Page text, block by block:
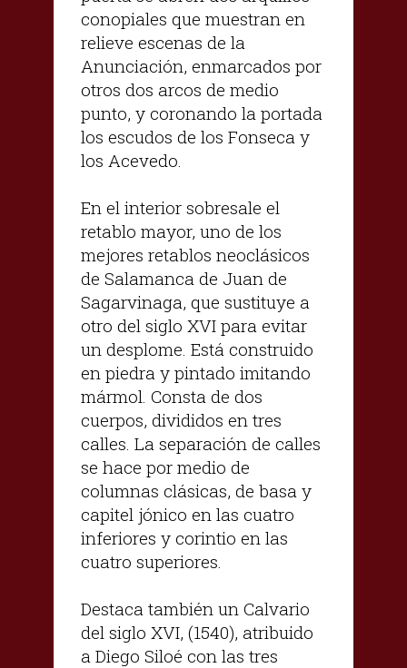
conopiales que muestran en
relieve escenas de la
Anunciación, enmarcados por
otros dos arcos de medio
punto, y coronando la portada
los escudos de los Fonseca y
los Acevedo.
En el interior sobresale el
retablo mayor, uno de los
mejores retablos neoclásicos
de Salamanca de Juan de
Sagarvinaga, que sustituye a
otro del siglo XVI para evitar
un desplome. Está construido
en piedra y pintado imitando
mármol. Consta de dos
cuerpos, divididos en tres
calles. La separación de calles
se hace por medio de
columnas clásicas, de basa y
capitel jónico en las cuatro
inferiores y corintio en las
cuatro superiores.
Destaca también un Calvario
del siglo XVI, (1540), atribuido
a Diego Siloé con las tres